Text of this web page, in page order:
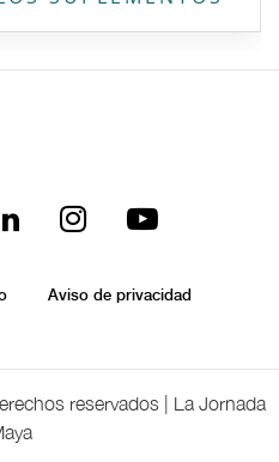
Aviso de privacidad
reservados | La Jornada